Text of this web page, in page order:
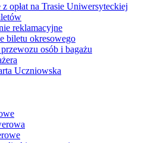
opłat na Trasie Uniwersyteckiej
reklamacyjne
biletu okresowego
osób i bagażu
Uczniowska